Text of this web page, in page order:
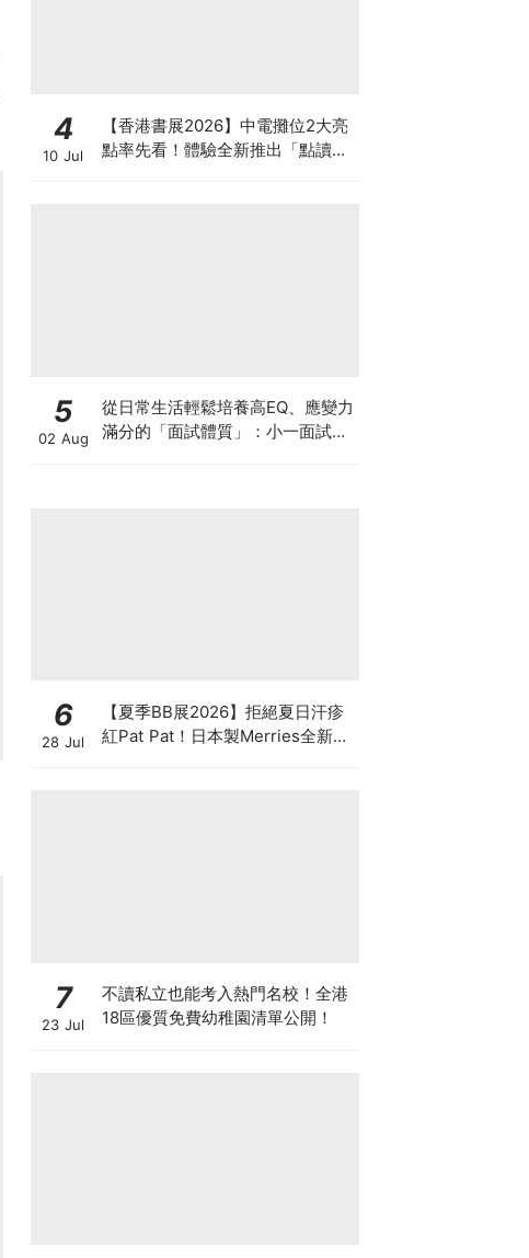
4
10 Jul
【香港書展2026】中電攤位2大亮
點率先看！體驗全新推出「點讀故
5
02 Aug
從日常生活輕鬆培養高EQ、應變力
滿分的「面試體質」：小一面試最
6
28 Jul
【夏季BB展2026】拒絕夏日汗疹
紅Pat Pat！日本製Merries全新超
7
23 Jul
不讀私立也能考入熱門名校！全港
18區優質免費幼稚園清單公開！